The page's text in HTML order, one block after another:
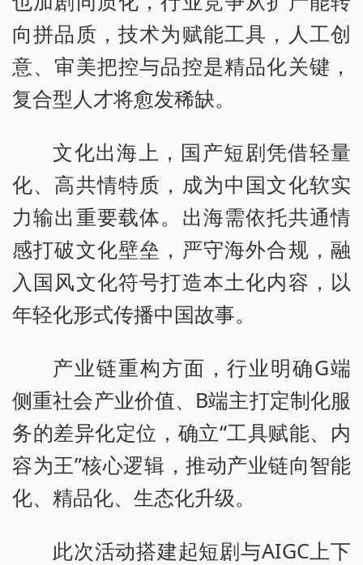
向拼品质，技术为赋能工具，人工创
意、审美把控与品控是精品化关键，
复合型人才将愈发稀缺。
文化出海上，国产短剧凭借轻量
化、高共情特质，成为中国文化软实
力输出重要载体。出海需依托共通情
感打破文化壁垒，严守海外合规，融
入国风文化符号打造本土化内容，以
年轻化形式传播中国故事。
产业链重构方面，行业明确G端
侧重社会产业价值、B端主打定制化服
务的差异化定位，确立“工具赋能、内
容为王”核心逻辑，推动产业链向智能
化、精品化、生态化升级。
此次活动搭建起短剧与AIGC上下